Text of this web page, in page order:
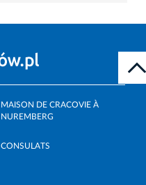
MAISON DE CRACOVIE À
NUREMBERG
CONSULATS